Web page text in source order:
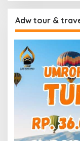
Adw tour &